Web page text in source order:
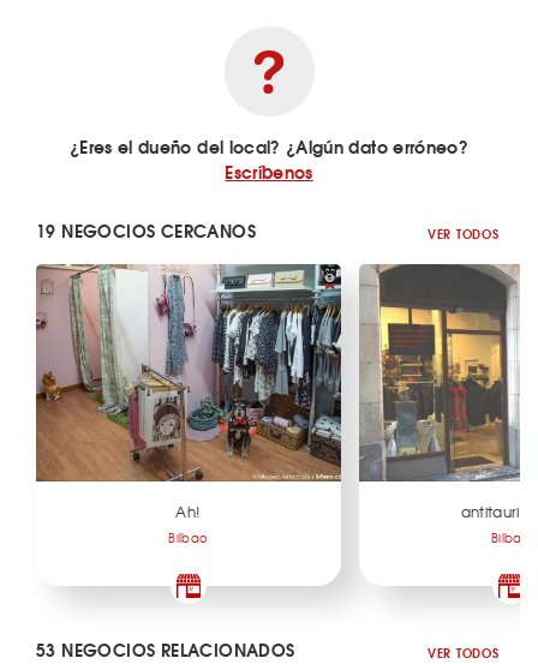
¿Eres el dueño del local? ¿Algún dato erróneo?
Escríbenos
19 NEGOCIOS CERCANOS VER TODOS
Ah!
Bilbao Bilbao
53 NEGOCIOS RELACIONADOS VER TODOS